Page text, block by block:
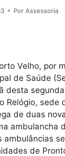
⚬ Por Assessoria
Velho, por
de Saúde
desta
Relógio, sede
de duas
ambulancha
ambulâncias
de